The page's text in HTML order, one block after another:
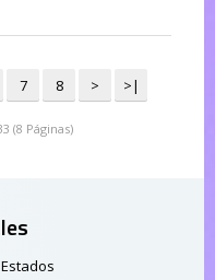
7 8 > >|
(8 Páginas)